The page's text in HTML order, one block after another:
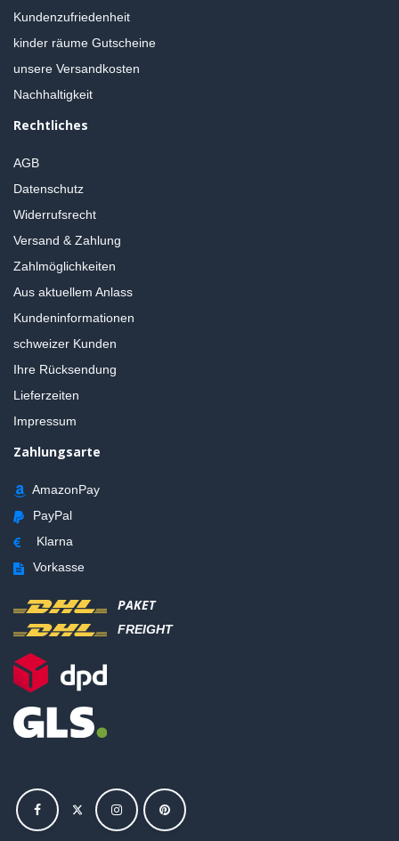
Kundenzufriedenheit
kinder räume Gutscheine
unsere Versandkosten
Nachhaltigkeit
Rechtliches
AGB
Datenschutz
Widerrufsrecht
Versand & Zahlung
Zahlmöglichkeiten
Aus aktuellem Anlass
Kundeninformationen
schweizer Kunden
Ihre Rücksendung
Lieferzeiten
Impressum
Zahlungsarte
AmazonPay
PayPal
Klarna
Vorkasse
PAKET
FREIGHT